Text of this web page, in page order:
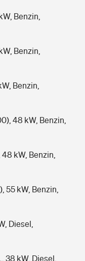
Benzin,
Benzin,
Benzin,
48 kW, Benzin,
kW, Benzin,
55 kW, Benzin,
Diesel,
38 kW, Diesel,